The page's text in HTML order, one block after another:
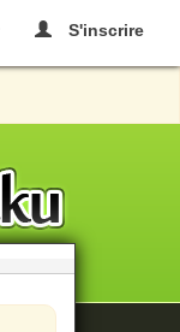
S'inscrire